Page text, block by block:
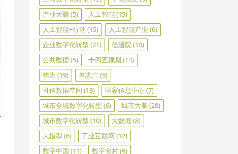
产业大脑 (5) 人工智能(15)
人工智能+行动 (15) 人工智能产业 (6)
企业数字化转型 (21) 信通院(10)
公共数据(5) 十四五规划 (13)
华为 (19) 单志广(9)
可信数据空间 (13) 国家信息中心(7)
城市全域数字化转型 (6) 城市大脑 (28)
城市数字化转型 (10) 大数据(8)
大模型 (6) 工业互联网 (12)
数字中国 (11) 数字乡村(9)